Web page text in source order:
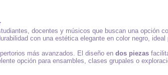
docentes y músicos que buscan una opción
con una estética elegante en color negro,
más avanzados. El diseño en dos piezas
opción para ensambles, clases grupales o